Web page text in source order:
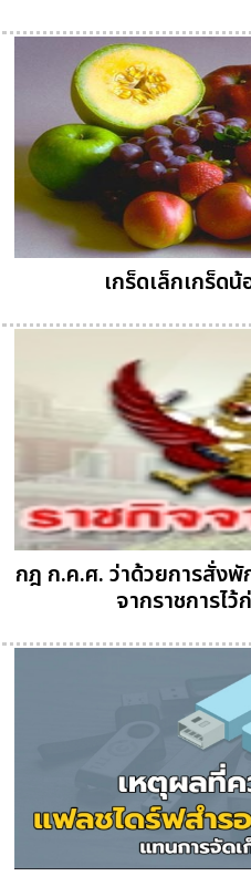
เกร็ดเล็กเกร็ด
กฎ ก.ค.ศ. ว่าด้วยการสั่งพั
จากราชการไ